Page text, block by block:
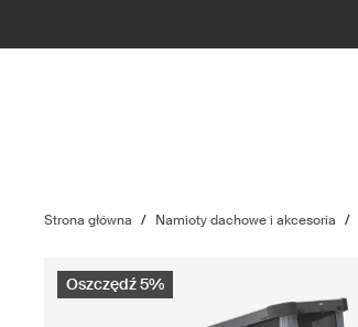
Strona główna / Namioty dachowe i akcesoria /
Oszczędź 5%